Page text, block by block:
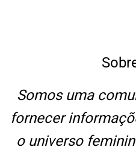
Somos uma
fornecer
o universo